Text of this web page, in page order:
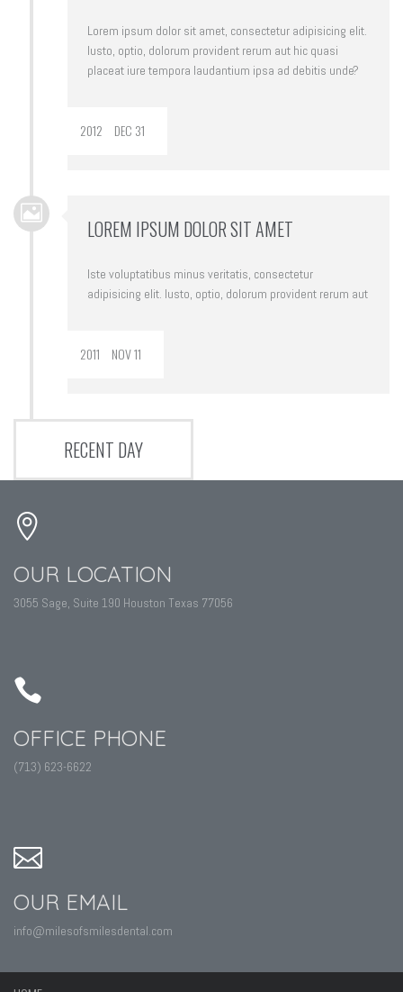
Lorem ipsum dolor sit amet, consectetur adipisicing elit.
Iusto, optio, dolorum provident rerum aut hic quasi
placeat iure tempora laudantium ipsa ad debitis unde?
2012 DEC 31
LOREM IPSUM DOLOR SIT AMET
Iste voluptatibus minus veritatis, consectetur
adipisicing elit. Iusto, optio, dolorum provident rerum aut
2011 NOV 11
RECENT DAY
OUR LOCATION
3055 Sage, Suite 190 Houston Texas 77056
OFFICE PHONE
(713) 623-6622
OUR EMAIL
info@milesofsmilesdental.com